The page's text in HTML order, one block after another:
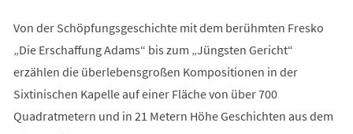
Von der Schöpfungsgeschichte mit dem berühmten Fresko
„Die Erschaffung Adams“ bis zum „Jüngsten Gericht“
erzählen die überlebensgroßen Kompositionen in der
Sixtinischen Kapelle auf einer Fläche von über 700
Quadratmetern und in 21 Metern Höhe Geschichten aus dem